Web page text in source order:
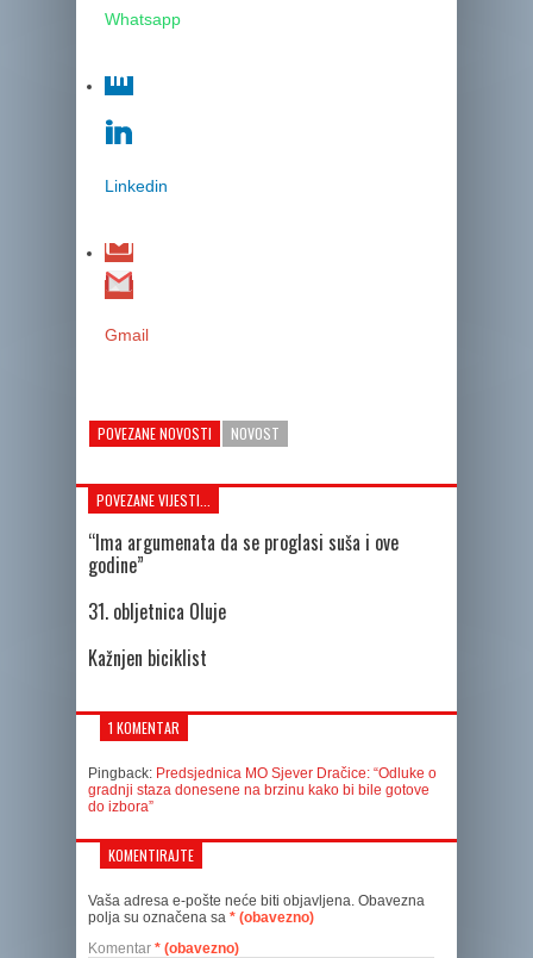
Whatsapp
Linkedin
Gmail
POVEZANE NOVOSTI NOVOST
POVEZANE VIJESTI...
“Ima argumenata da se proglasi suša i ove
godine”
31. obljetnica Oluje
Kažnjen biciklist
1 KOMENTAR
Pingback: Predsjednica MO Sjever Dračice: “Odluke o
gradnji staza donesene na brzinu kako bi bile gotove
do izbora”
KOMENTIRAJTE
Vaša adresa e-pošte neće biti objavljena. Obavezna
polja su označena sa * (obavezno)
Komentar * (obavezno)